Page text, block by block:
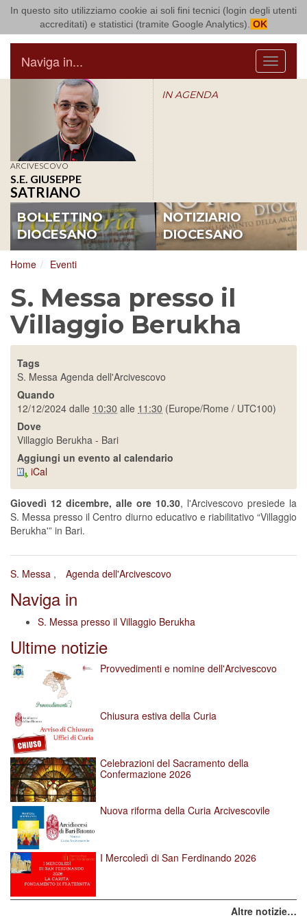
In questo sito utilizziamo cookie ai soli fini tecnici (login degli utenti
accreditati) e statistici (tramite Google Analytics). OK
Arcidiocesi di Bari Bitonto
Menu
Naviga in...
ARCIVESCOVO
S.E. GIUSEPPE
SATRIANO
IN AGENDA
BOLLETTINO
DIOCESANO
NOTIZIARIO
DIOCESANO
Home Eventi
S. Messa presso il
Villaggio Berukha
Tags
S. Messa Agenda dell'Arcivescovo
Quando
12/12/2024 dalle 10:30 alle 11:30 (Europe/Rome / UTC100)
Dove
Villaggio Berukha - Bari
Aggiungi un evento al calendario
iCal
Giovedì 12 dicembre, alle ore 10.30, l'Arcivescovo presiede la
S. Messa presso il Centro diurno educativo e riabilitativo “Villaggio
Berukha'” in Bari.
S. Messa Agenda dell'Arcivescovo
Naviga in
S. Messa presso il Villaggio Berukha
Ultime notizie
Provvedimenti e nomine dell'Arcivescovo
Chiusura estiva della Curia
Celebrazioni del Sacramento della
Confermazione 2026
Nuova riforma della Curia Arcivescovile
I Mercoledì di San Ferdinando 2026
Altre notizie…